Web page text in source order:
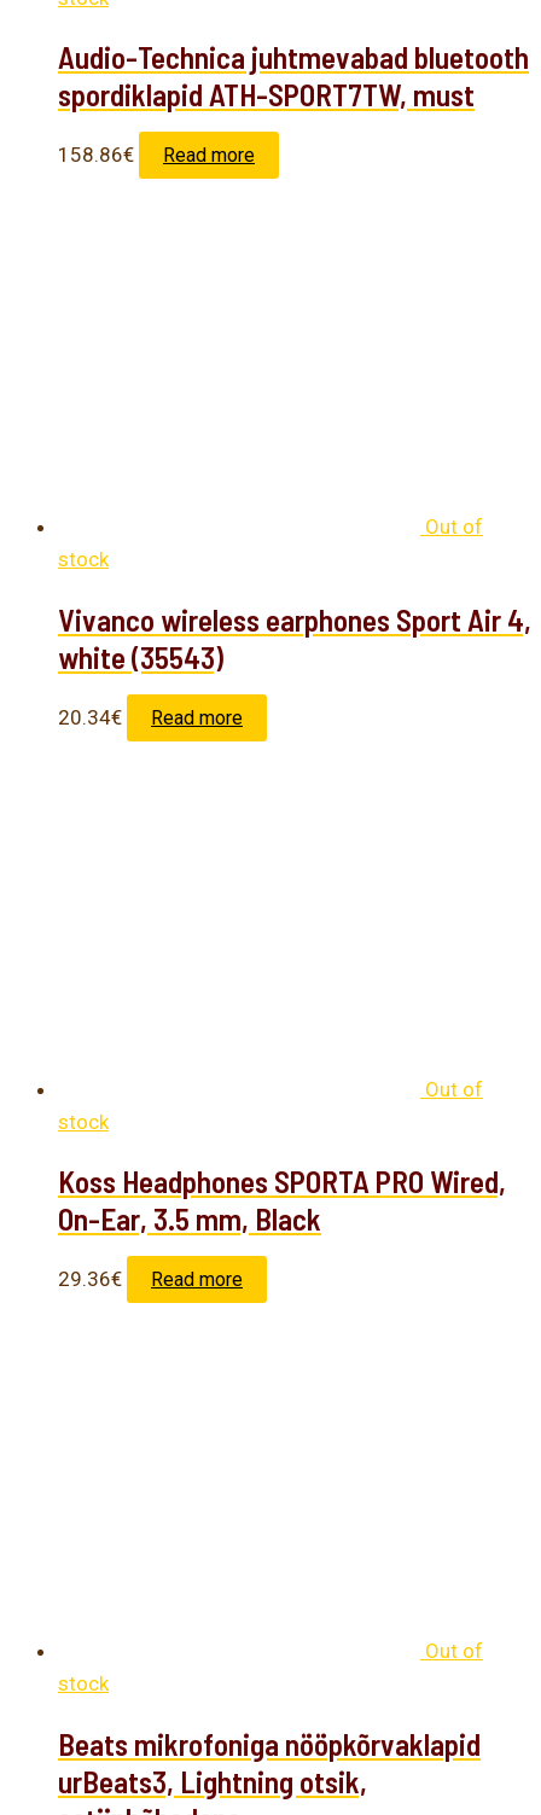
Audio-Technica juhtmevabad bluetooth
spordiklapid ATH-SPORT7TW, must
158.86€ Read more
Out of
stock
Vivanco wireless earphones Sport Air 4,
white (35543)
20.34€ Read more
Out of
stock
Koss Headphones SPORTA PRO Wired,
On-Ear, 3.5 mm, Black
29.36€ Read more
Out of
stock
Beats mikrofoniga nööpkõrvaklapid
urBeats3, Lightning otsik,